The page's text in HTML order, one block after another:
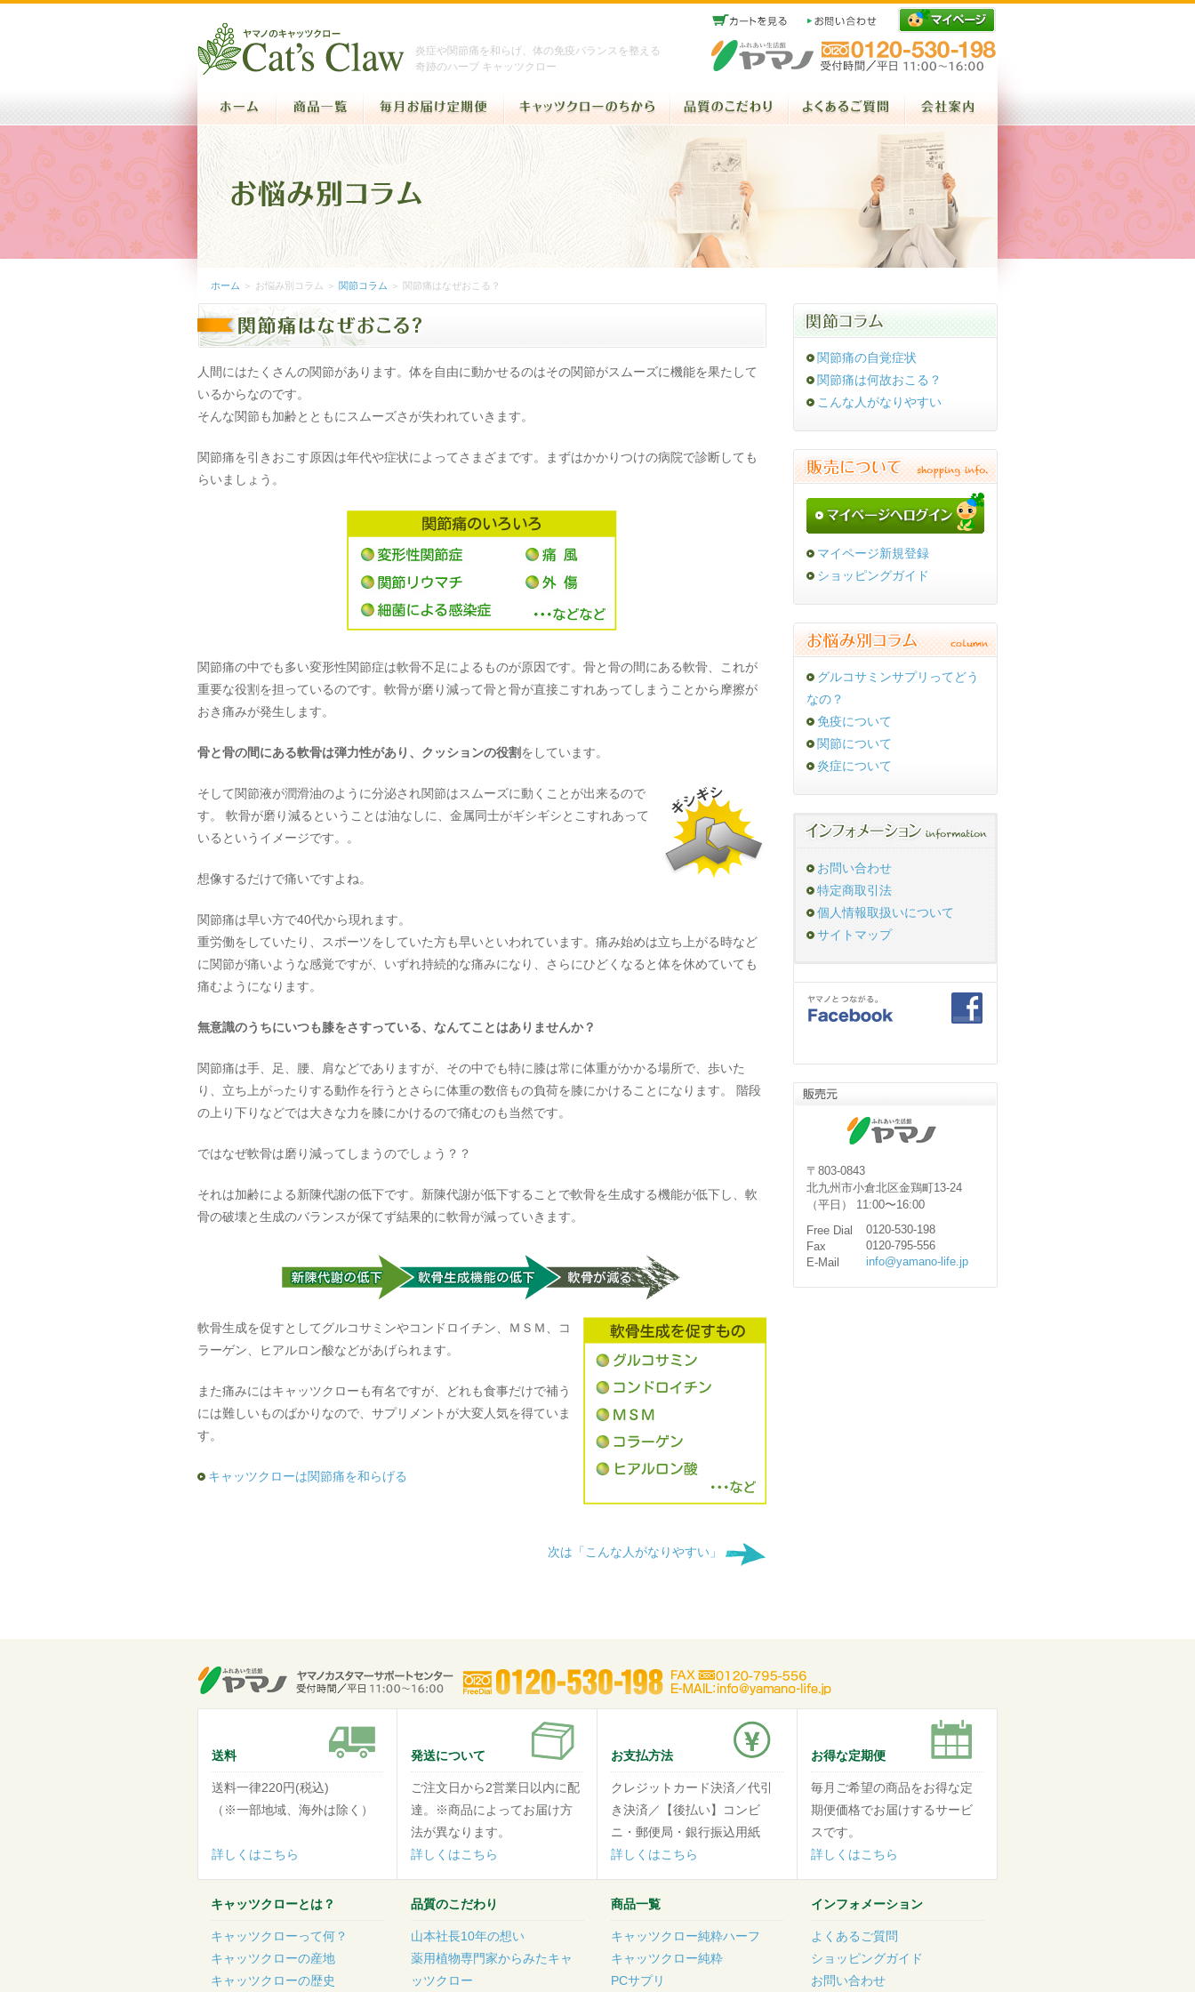
炎症や関節痛を和らげ、体の免疫バランスを整える
奇跡のハーブ キャッツクロー
ホーム ＞ お悩み別コラム ＞ 関節コラム ＞ 関節痛はなぜおこる？
人間にはたくさんの関節があります。体を自由に動かせるのはその関節がスムーズに機能を果たして
いるからなのです。
そんな関節も加齢とともにスムーズさが失われていきます。
関節痛を引きおこす原因は年代や症状によってさまざまです。まずはかかりつけの病院で診断しても
らいましょう。
関節痛の中でも多い変形性関節症は軟骨不足によるものが原因です。骨と骨の間にある軟骨、これが
重要な役割を担っているのです。軟骨が磨り減って骨と骨が直接こすれあってしまうことから摩擦が
おき痛みが発生します。
骨と骨の間にある軟骨は弾力性があり、クッションの役割をしています。
そして関節液が潤滑油のように分泌され関節はスムーズに動くことが出来るので
す。 軟骨が磨り減るということは油なしに、金属同士がギシギシとこすれあって
いるというイメージです。。
想像するだけで痛いですよね。
関節痛は早い方で40代から現れます。
重労働をしていたり、スポーツをしていた方も早いといわれています。痛み始めは立ち上がる時など
に関節が痛いような感覚ですが、いずれ持続的な痛みになり、さらにひどくなると体を休めていても
痛むようになります。
無意識のうちにいつも膝をさすっている、なんてことはありませんか？
関節痛は手、足、腰、肩などでありますが、その中でも特に膝は常に体重がかかる場所で、歩いた
り、立ち上がったりする動作を行うとさらに体重の数倍もの負荷を膝にかけることになります。 階段
の上り下りなどでは大きな力を膝にかけるので痛むのも当然です。
ではなぜ軟骨は磨り減ってしまうのでしょう？？
それは加齢による新陳代謝の低下です。新陳代謝が低下することで軟骨を生成する機能が低下し、軟
骨の破壊と生成のバランスが保てず結果的に軟骨が減っていきます。
軟骨生成を促すとしてグルコサミンやコンドロイチン、ＭＳＭ、コ
ラーゲン、ヒアルロン酸などがあげられます。
また痛みにはキャッツクローも有名ですが、どれも食事だけで補う
には難しいものばかりなので、サプリメントが大変人気を得ていま
す。
キャッツクローは関節痛を和らげる
次は「こんな人がなりやすい」
関節痛の自覚症状
関節痛は何故おこる？
こんな人がなりやすい
マイページ新規登録
ショッピングガイド
グルコサミンサプリってどう
なの？
免疫について
関節について
炎症について
お問い合わせ
特定商取引法
個人情報取扱いについて
サイトマップ
〒803-0843
北九州市小倉北区金鶏町13-24
（平日） 11:00〜16:00
Free Dial
0120-530-198
Fax
0120-795-556
E-Mail
info@yamano-life.jp
送料
送料一律220円(税込)
（※一部地域、海外は除く）
詳しくはこちら
発送について
ご注文日から2営業日以内に配
達。※商品によってお届け方
法が異なります。
詳しくはこちら
お支払方法
クレジットカード決済／代引
き決済／【後払い】コンビ
ニ・郵便局・銀行振込用紙
詳しくはこちら
お得な定期便
毎月ご希望の商品をお得な定
期便価格でお届けするサービ
スです。
詳しくはこちら
キャッツクローとは？
キャッツクローって何？
キャッツクローの産地
キャッツクローの歴史
品質のこだわり
山本社長10年の想い
薬用植物専門家からみたキャ
ッツクロー
商品一覧
キャッツクロー純粋ハーフ
キャッツクロー純粋
PCサプリ
インフォメーション
よくあるご質問
ショッピングガイド
お問い合わせ